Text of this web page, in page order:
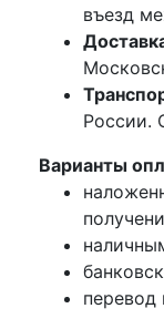
въезд
России.
Варианты
перевод